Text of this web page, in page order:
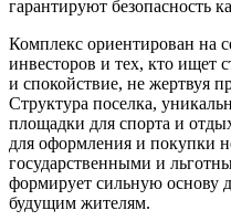
гарантируют безопасность
Комплекс ориентирован на
инвесторов и тех, кто ищет
и спокойствие, не жертвуя
Структура поселка,
площадки для спорта и
для оформления и покупки
государственными и
формирует сильную основу
будущим жителям.